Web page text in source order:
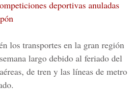
deportivas anuladas
los transportes en la gran región
largo debido al feriado del
de tren y las líneas de metro